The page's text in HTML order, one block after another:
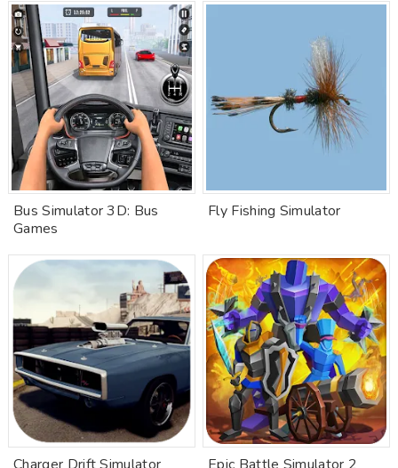
Bus Simulator 3D: Bus
Games
Fly Fishing Simulator